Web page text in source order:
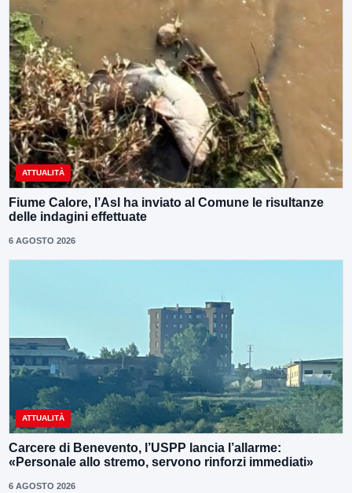
ATTUALITÀ
Fiume Calore, l’Asl ha inviato al Comune le risultanze
delle indagini effettuate
6 AGOSTO 2026
ATTUALITÀ
Carcere di Benevento, l’USPP lancia l’allarme:
«Personale allo stremo, servono rinforzi immediati»
6 AGOSTO 2026